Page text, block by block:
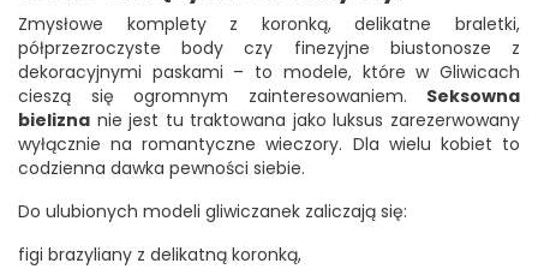
Zmysłowe komplety z koronką, delikatne braletki,
półprzezroczyste body czy finezyjne biustonosze z
dekoracyjnymi paskami – to modele, które w Gliwicach
cieszą się ogromnym zainteresowaniem. Seksowna
bielizna nie jest tu traktowana jako luksus zarezerwowany
wyłącznie na romantyczne wieczory. Dla wielu kobiet to
codzienna dawka pewności siebie.
Do ulubionych modeli gliwiczanek zaliczają się:
figi brazyliany z delikatną koronką,